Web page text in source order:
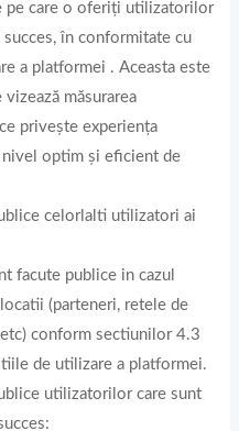
pe care o oferiți utilizatorilor
în conformitate cu
a platformei . Aceasta este
măsurarea
privește experiența
nivel optim și eficient de
celorlalti utilizatori ai
facute publice in cazul
(parteneri, retele de
conform sectiunilor 4.3
de utilizare a platformei.
utilizatorilor care sunt